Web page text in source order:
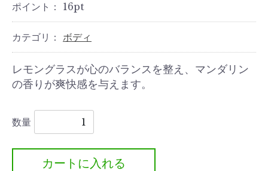
ポイント： 16pt
カテゴリ： ボディ
レモングラスが心のバランスを整え、マンダリン
の香りが爽快感を与えます。
数量
カートに入れる